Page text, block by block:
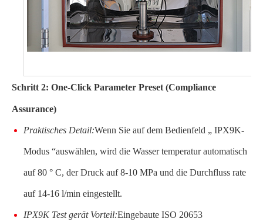
Schritt 2: One-Click Parameter Preset (Compliance
Assurance)
Praktisches Detail:Wenn Sie auf dem Bedienfeld „ IPX9K-
Modus “auswählen, wird die Wasser temperatur automatisch
auf 80 ° C, der Druck auf 8-10 MPa und die Durchfluss rate
auf 14-16 l/min eingestellt.
IPX9K Test gerät Vorteil:Eingebaute ISO 20653